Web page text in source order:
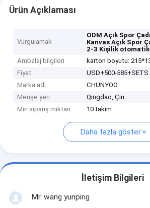
Ürün Açıklaması
Vurgulamak
ODM Açık Spor
Kanvas Açık Spor
2-3 Kişilik otomatik
Ambalaj bilgileri
karton boyutu:
Fiyat
USD+500-585+SETS
Marka adı
CHUNYOO
Menşe yeri
Qingdao, Çin
Min sipariş miktarı
10 takım
Daha fazla göster
İletişim Bilgileri
Mr. wang yunping